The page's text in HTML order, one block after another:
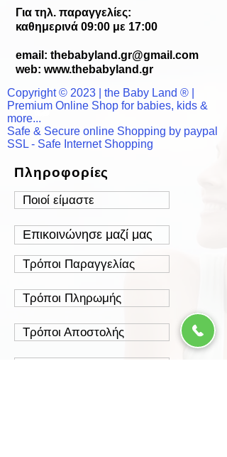
Για τηλ. παραγγελίες:
καθημερινά 09:00 με 17:00
email: thebabyland.gr@gmail.com
web: www.thebabyland.gr
Copyright © 2023 | the Baby Land ® |
Premium Online Shop for babies, kids &
more...
Safe & Secure online Shopping by paypal
SSL - Safe Internet Shopping
Πληροφορίες
Ποιοί είμαστε
Επικοινώνησε μαζί μας
Τρόποι Παραγγελίας
Τρόποι Πληρωμής
Τρόποι Αποστολής